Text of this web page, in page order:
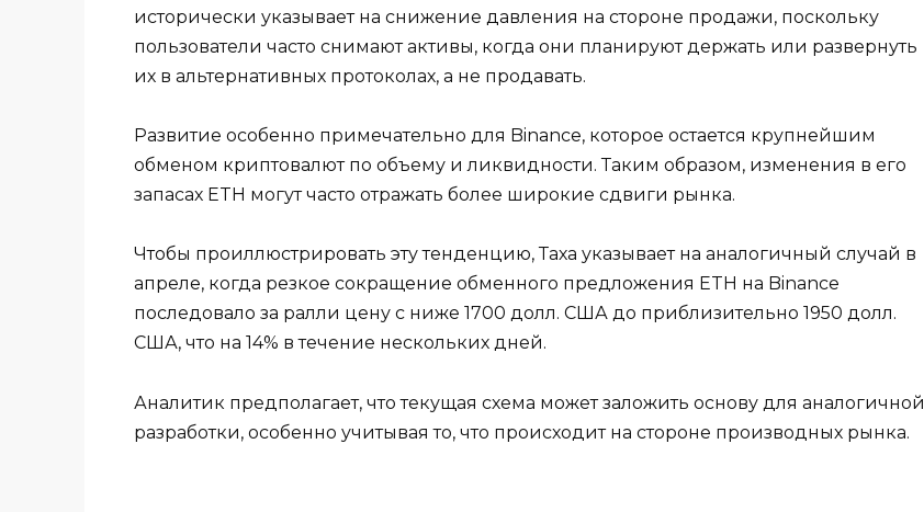
исторически указывает на снижение давления на стороне продажи, поскольку
пользователи часто снимают активы, когда они планируют держать или развернуть
их в альтернативных протоколах, а не продавать.
Развитие особенно примечательно для Binance, которое остается крупнейшим
обменом криптовалют по объему и ликвидности. Таким образом, изменения в его
запасах ETH могут часто отражать более широкие сдвиги рынка.
Чтобы проиллюстрировать эту тенденцию, Таха указывает на аналогичный случай в
апреле, когда резкое сокращение обменного предложения ETH на Binance
последовало за ралли цену с ниже 1700 долл. США до приблизительно 1950 долл.
США, что на 14% в течение нескольких дней.
Аналитик предполагает, что текущая схема может заложить основу для аналогичной
разработки, особенно учитывая то, что происходит на стороне производных рынка.